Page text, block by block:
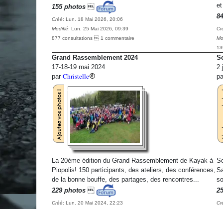
155 photos
Créé: Lun. 18 Mai 2026, 20:06
Modifié: Lun. 25 Mai 2026, 09:39
877 consultations  1 commentaire
Grand Rassemblement 2024
17-18-19 mai 2024
par Christelle
La 20ème édition du Grand Rassemblement de Kayak à
Piopolis! 150 participants, des ateliers, des conférences,
de la bonne bouffe, des partages, des rencontres...
229 photos
Créé: Lun. 20 Mai 2024, 22:23
2